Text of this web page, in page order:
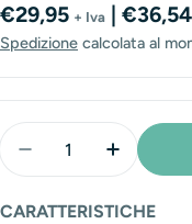
Prezzo
normale
€29,95 + Iva | €36,54
Spedizione calcolata al
Diminuisci La
CARATTERISTICHE